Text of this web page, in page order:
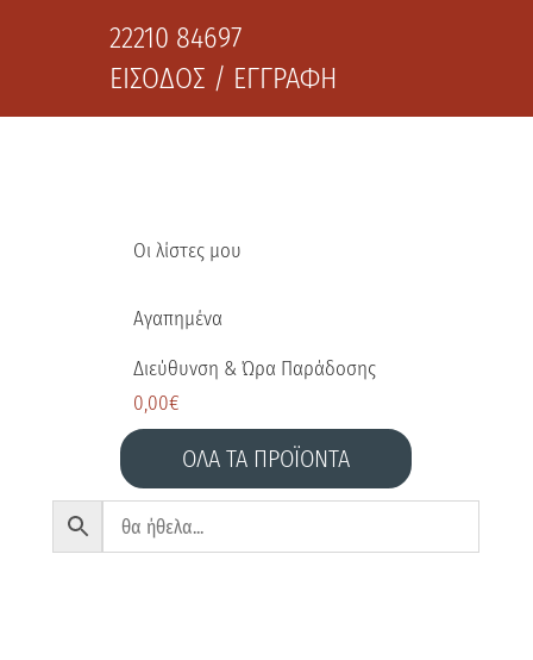
22210 84697
ΕΙΣΟΔΟΣ / ΕΓΓΡΑΦΗ
Οι λίστες μου
Αγαπημένα
Διεύθυνση & Ώρα Παράδοσης
0,00€
ΟΛΑ ΤΑ ΠΡΟΪΟΝΤΑ